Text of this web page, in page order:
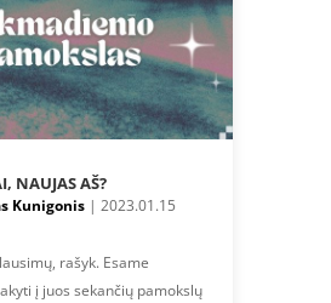
NAUJAS AŠ?
Kunigonis| 2023.01.15
rašyk. Esame
į juos sekančių pamokslų